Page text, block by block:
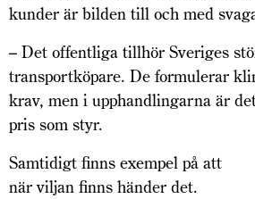
kunder är bilden till och med
– Det offentliga tillhör Sveriges
transportköpare. De formulerar
krav, men i upphandlingarna är
pris som styr.
Samtidigt finns exempel på att
när viljan finns händer det.